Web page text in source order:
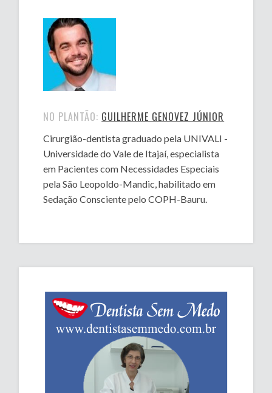
NO PLANTÃO: GUILHERME GENOVEZ JÚNIOR
Cirurgião-dentista graduado pela UNIVALI -
Universidade do Vale de Itajaí, especialista
em Pacientes com Necessidades Especiais
pela São Leopoldo-Mandic, habilitado em
Sedação Consciente pelo COPH-Bauru.